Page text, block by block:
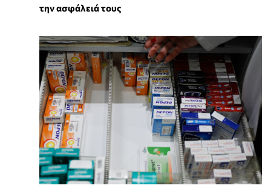
την ασφάλειά τους